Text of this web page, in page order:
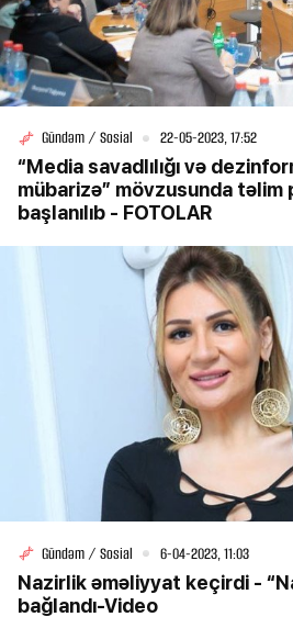
Gündəm / Sosial 22-05-2023, 17:52
“Media savadlılığı və
mübarizə” mövzusunda təlim
başlanılıb - FOTOLAR
Gündəm / Sosial 6-04-2023, 11:03
Nazirlik əməliyyat keçirdi -
bağlandı-Video